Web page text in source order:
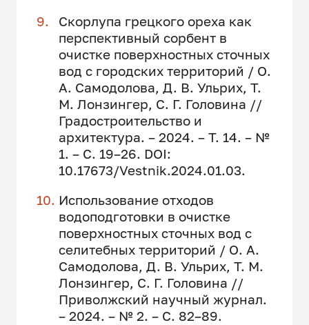
Скорлупа грецкого ореха как
перспективный сорбент в
очистке поверхностных сточных
вод с городских территорий / О.
А. Самодолова, Д. В. Ульрих, Т.
М. Лонзингер, С. Г. Головина //
Градостроительство и
архитектура. – 2024. – Т. 14. – №
1. – С. 19–26. DOI:
10.17673/Vestnik.2024.01.03.
Использование отходов
водоподготовки в очистке
поверхностных сточных вод с
селитебных территорий / О. А.
Самодолова, Д. В. Ульрих, Т. М.
Лонзингер, С. Г. Головина //
Приволжский научный журнал.
– 2024. – № 2. – С. 82–89.